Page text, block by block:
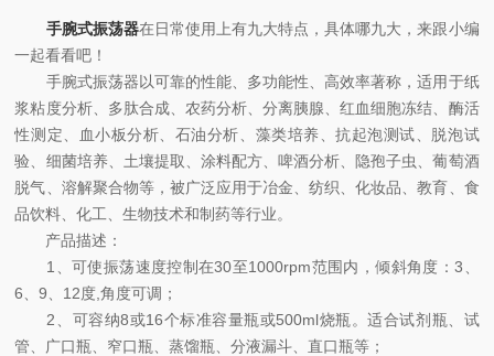
手腕式振荡器在日常使用上有九大特点，具体哪九大，来跟小编
一起看看吧！
手腕式振荡器以可靠的性能、多功能性、高效率著称，适用于纸
浆粘度分析、多肽合成、农药分析、分离胰腺、红血细胞冻结、酶活
性测定、血小板分析、石油分析、藻类培养、抗起泡测试、脱泡试
验、细菌培养、土壤提取、涂料配方、啤酒分析、隐孢子虫、葡萄酒
脱气、溶解聚合物等，被广泛应用于冶金、纺织、化妆品、教育、食
品饮料、化工、生物技术和制药等行业。
产品描述：
1、可使振荡速度控制在30至1000rpm范围内，倾斜角度：3、
6、9、12度,角度可调；
2、可容纳8或16个标准容量瓶或500ml烧瓶。适合试剂瓶、试
管、广口瓶、窄口瓶、蒸馏瓶、分液漏斗、直口瓶等；